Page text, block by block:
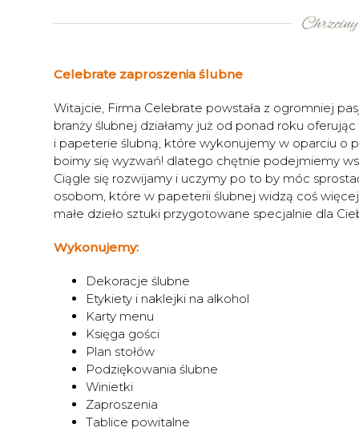
Celebrate zaproszenia ślubne
Witajcie, Firma Celebrate powstała z ogromniej
branży ślubnej działamy już od ponad roku
i papeterie ślubną, które wykonujemy w oparciu o
boimy się wyzwań! dlatego chętnie podejmiemy
Ciągle się rozwijamy i uczymy po to by móc
osobom, które w papeterii ślubnej widzą coś
małe dzieło sztuki przygotowane specjalnie dla
Wykonujemy:
Dekoracje ślubne
Etykiety i naklejki na alkohol
Karty menu
Księga gości
Plan stołów
Podziękowania ślubne
Winietki
Zaproszenia
Tablice powitalne